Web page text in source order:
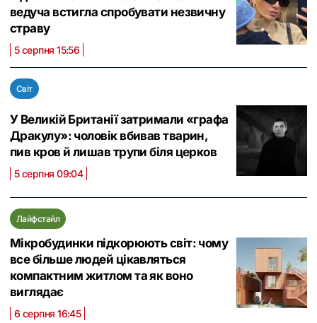
ведуча встигла спробувати незвичну
страву
5 серпня 15:56
Світ
У Великій Британії затримали «графа
Дракулу»: чоловік вбивав тварин,
пив кров й лишав трупи біля церков
5 серпня 09:04
Лайфстайл
Мікробудинки підкорюють світ: чому
все більше людей цікавляться
компактним житлом та як воно
виглядає
6 серпня 16:45